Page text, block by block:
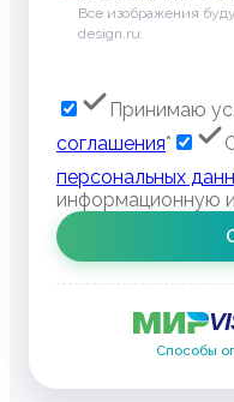
Все изображения
design.ru.
Принимаю
соглашения*
персональных
информационную
Способы